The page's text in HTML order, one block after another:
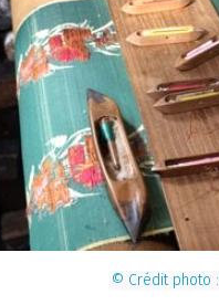
© Crédit photo :